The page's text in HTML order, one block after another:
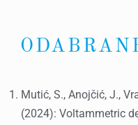
Mutić, S., Anojčić, J.,
(2024): Voltammetric